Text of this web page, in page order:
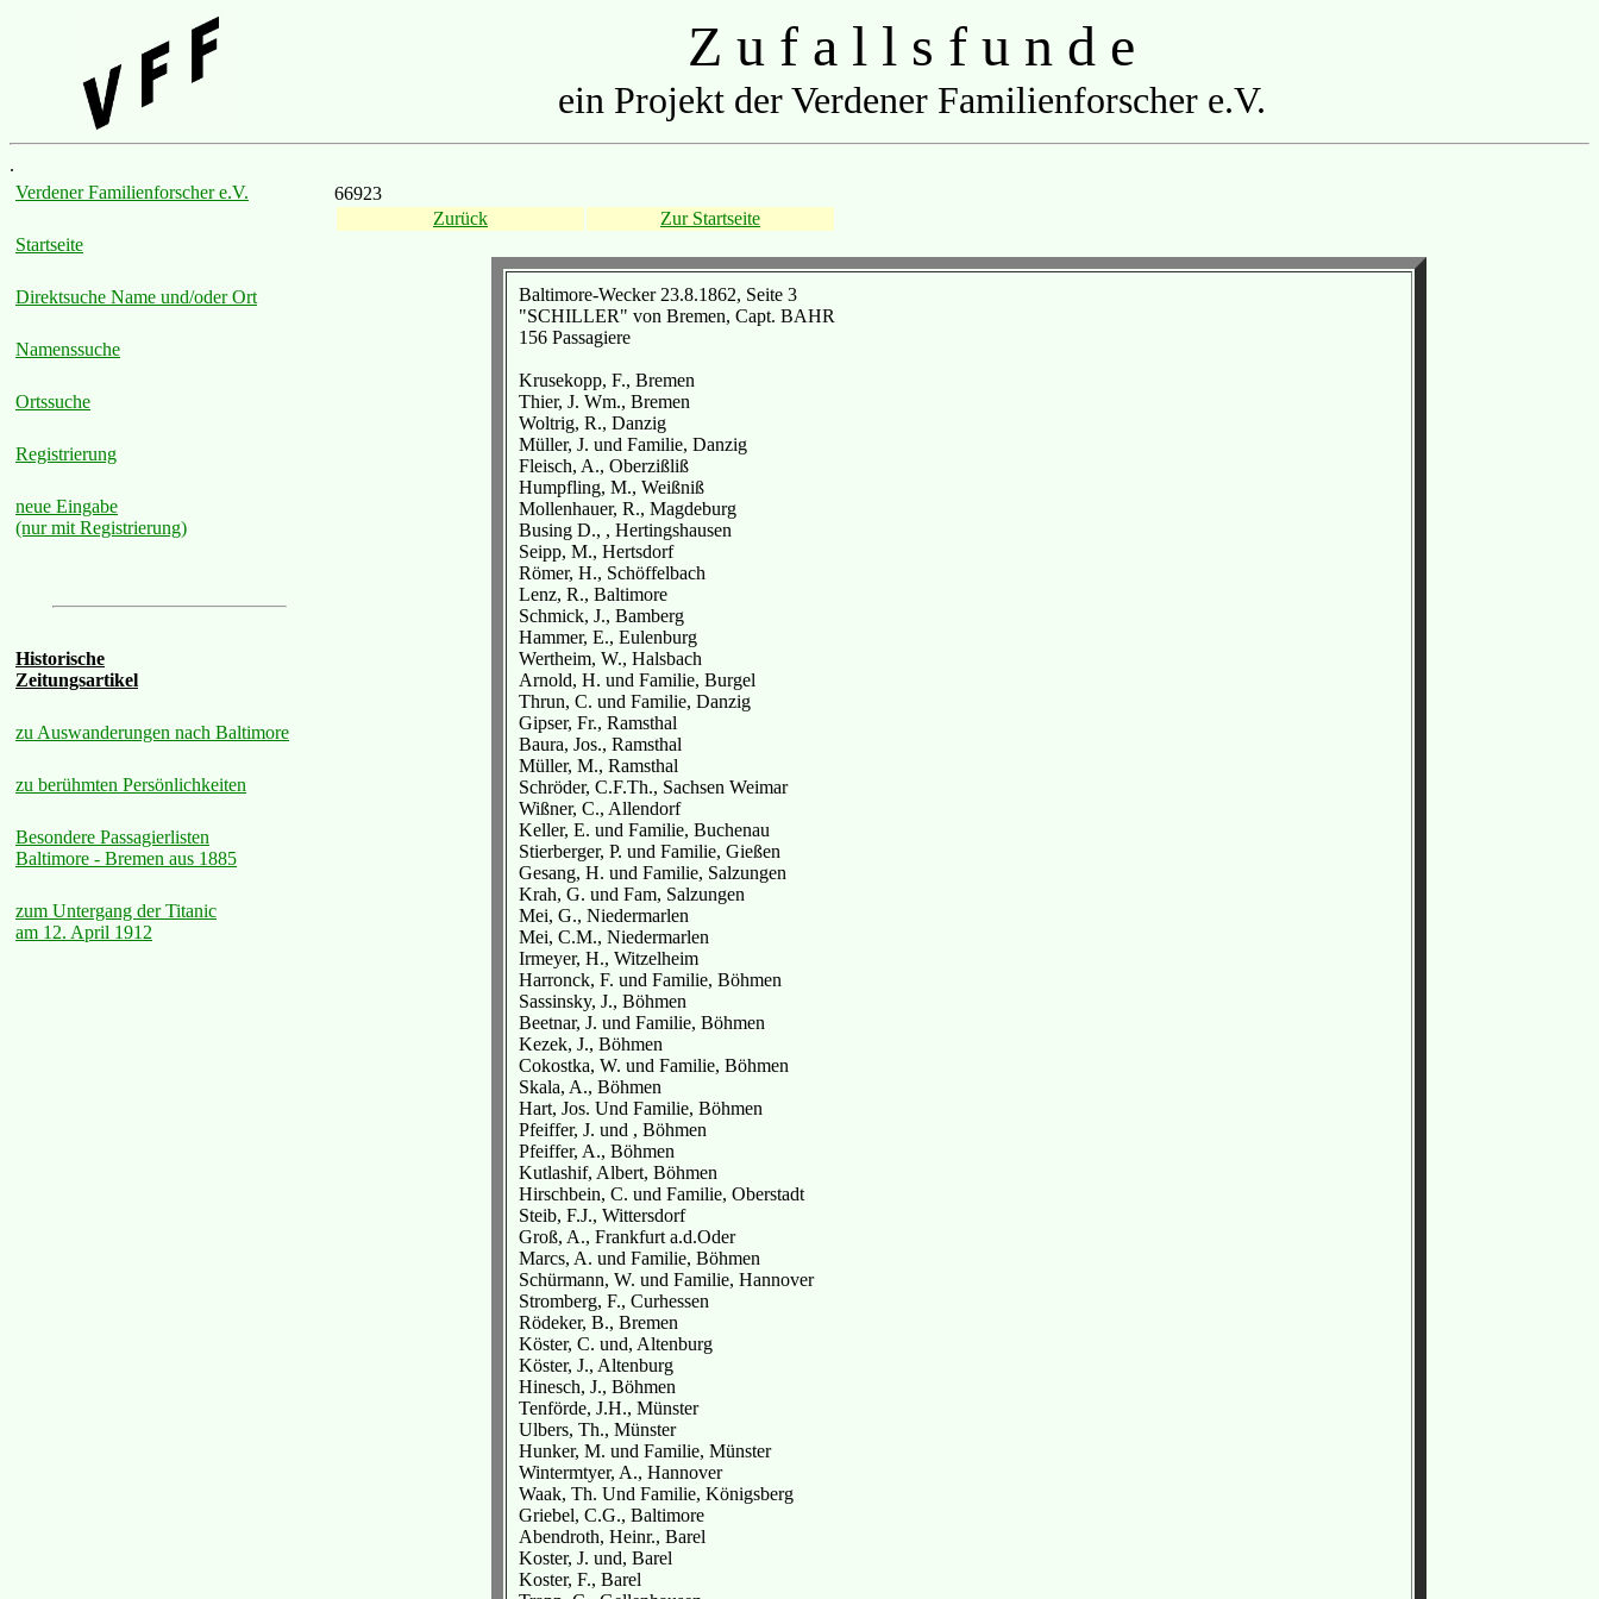
Z u f a l l s f u n d e
ein Projekt der Verdener Familienforscher e.V.
.
Verdener Familienforscher e.V.
Startseite
Direktsuche Name und/oder Ort
Namenssuche
Ortssuche
Registrierung
neue Eingabe
(nur mit Registrierung)
Historische
Zeitungsartikel
zu Auswanderungen nach Baltimore
zu berühmten Persönlichkeiten
Besondere Passagierlisten
Baltimore - Bremen aus 1885
zum Untergang der Titanic
am 12. April 1912
66923
Zurück
Zur Startseite
Baltimore-Wecker 23.8.1862, Seite 3
"SCHILLER" von Bremen, Capt. BAHR
156 Passagiere
Krusekopp, F., Bremen
Thier, J. Wm., Bremen
Woltrig, R., Danzig
Müller, J. und Familie, Danzig
Fleisch, A., Oberzißliß
Humpfling, M., Weißniß
Mollenhauer, R., Magdeburg
Busing D., , Hertingshausen
Seipp, M., Hertsdorf
Römer, H., Schöffelbach
Lenz, R., Baltimore
Schmick, J., Bamberg
Hammer, E., Eulenburg
Wertheim, W., Halsbach
Arnold, H. und Familie, Burgel
Thrun, C. und Familie, Danzig
Gipser, Fr., Ramsthal
Baura, Jos., Ramsthal
Müller, M., Ramsthal
Schröder, C.F.Th., Sachsen Weimar
Wißner, C., Allendorf
Keller, E. und Familie, Buchenau
Stierberger, P. und Familie, Gießen
Gesang, H. und Familie, Salzungen
Krah, G. und Fam, Salzungen
Mei, G., Niedermarlen
Mei, C.M., Niedermarlen
Irmeyer, H., Witzelheim
Harronck, F. und Familie, Böhmen
Sassinsky, J., Böhmen
Beetnar, J. und Familie, Böhmen
Kezek, J., Böhmen
Cokostka, W. und Familie, Böhmen
Skala, A., Böhmen
Hart, Jos. Und Familie, Böhmen
Pfeiffer, J. und , Böhmen
Pfeiffer, A., Böhmen
Kutlashif, Albert, Böhmen
Hirschbein, C. und Familie, Oberstadt
Steib, F.J., Wittersdorf
Groß, A., Frankfurt a.d.Oder
Marcs, A. und Familie, Böhmen
Schürmann, W. und Familie, Hannover
Stromberg, F., Curhessen
Rödeker, B., Bremen
Köster, C. und, Altenburg
Köster, J., Altenburg
Hinesch, J., Böhmen
Tenförde, J.H., Münster
Ulbers, Th., Münster
Hunker, M. und Familie, Münster
Wintermtyer, A., Hannover
Waak, Th. Und Familie, Königsberg
Griebel, C.G., Baltimore
Abendroth, Heinr., Barel
Koster, J. und, Barel
Koster, F., Barel